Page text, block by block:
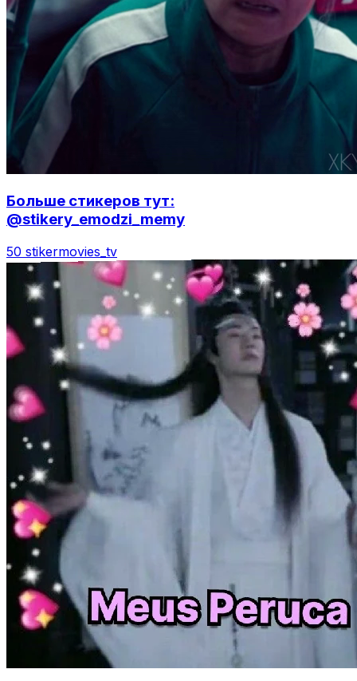
Больше стикеров тут:
@stikery_emodzi_memy
50 stikermovies_tv